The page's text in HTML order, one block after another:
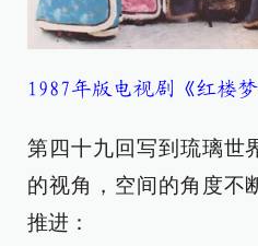
1987年版电视剧《红楼
第四十九回写到琉璃世
的视角，空间的角度不
推进：